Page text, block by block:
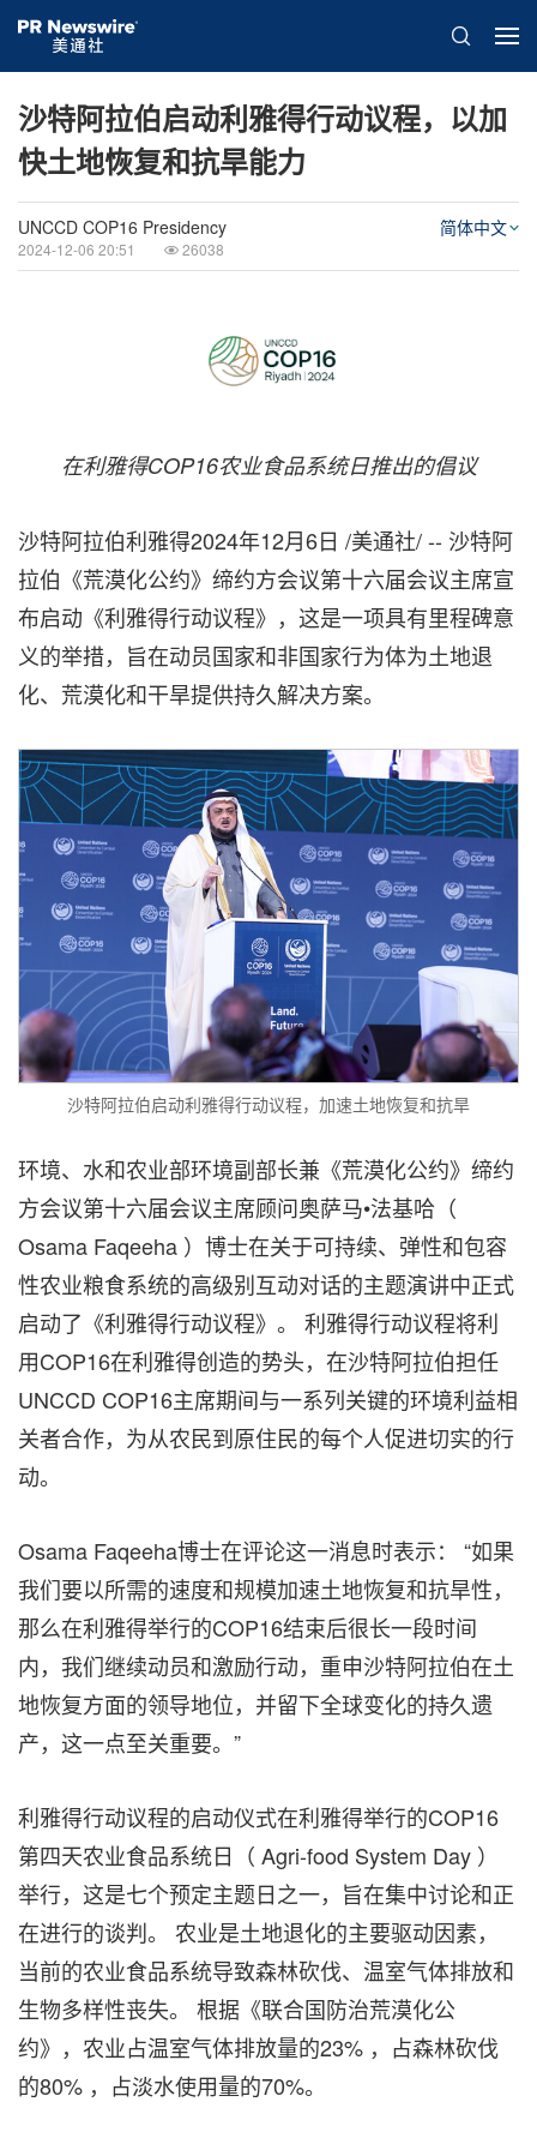
沙特阿拉伯启动利雅得行动议程，以加
快土地恢复和抗旱能力
UNCCD COP16 Presidency
2024-12-06 20:51 26038
简体中文
在利雅得COP16农业食品系统日推出的倡议
沙特阿拉伯利雅得2024年12月6日 /美通社/ -- 沙特阿
拉伯《荒漠化公约》缔约方会议第十六届会议主席宣
布启动《利雅得行动议程》，这是一项具有里程碑意
义的举措，旨在动员国家和非国家行为体为土地退
化、荒漠化和干旱提供持久解决方案。
沙特阿拉伯启动利雅得行动议程，加速土地恢复和抗旱
环境、水和农业部环境副部长兼《荒漠化公约》缔约
方会议第十六届会议主席顾问奥萨马•法基哈（
Osama Faqeeha ）博士在关于可持续、弹性和包容
性农业粮食系统的高级别互动对话的主题演讲中正式
启动了《利雅得行动议程》。 利雅得行动议程将利
用COP16在利雅得创造的势头，在沙特阿拉伯担任
UNCCD COP16主席期间与一系列关键的环境利益相
关者合作，为从农民到原住民的每个人促进切实的行
动。
Osama Faqeeha博士在评论这一消息时表示： “如果
我们要以所需的速度和规模加速土地恢复和抗旱性，
那么在利雅得举行的COP16结束后很长一段时间
内，我们继续动员和激励行动，重申沙特阿拉伯在土
地恢复方面的领导地位，并留下全球变化的持久遗
产，这一点至关重要。”
利雅得行动议程的启动仪式在利雅得举行的COP16
第四天农业食品系统日（ Agri-food System Day ）
举行，这是七个预定主题日之一，旨在集中讨论和正
在进行的谈判。 农业是土地退化的主要驱动因素，
当前的农业食品系统导致森林砍伐、温室气体排放和
生物多样性丧失。 根据《联合国防治荒漠化公
约》，农业占温室气体排放量的23% ，占森林砍伐
的80% ，占淡水使用量的70%。